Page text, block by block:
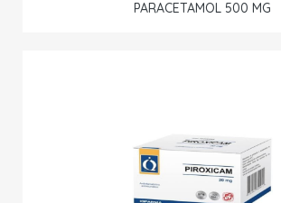
PARACETAMOL 500 MG